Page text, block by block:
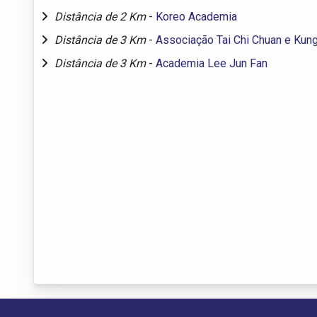
Distância de 2 Km - Koreo Academia
Distância de 3 Km - Associação Tai Chi Chuan e
Distância de 3 Km - Academia Lee Jun Fan